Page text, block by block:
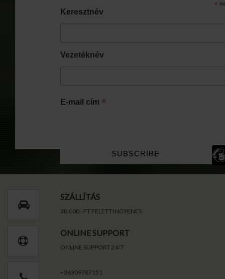
*
Keresztnév
Vezetéknév
E-mail cím *
SZÁLLÍTÁS
30.000,- FT FELETT INGYENES
ONLINE SUPPORT
ONLINE SUPPORT 24/7
+36309787151